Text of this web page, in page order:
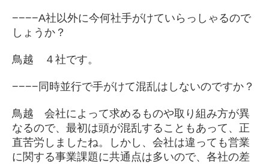
−−−−A社以外に今何社手がけていらっしゃるので
しょうか？
鳥越 ４社です。
−−−−同時並行で手がけて混乱はしないのですか？
鳥越 会社によって求めるものや取り組み方が異
なるので、最初は頭が混乱することもあって、正
直苦労しましたね。しかし、会社は違っても営業
に関する事業課題に共通点は多いので、各社の差